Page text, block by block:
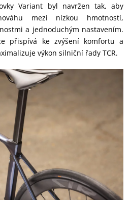
Variant byl navržen tak, aby
mezi nízkou hmotností,
a jednoduchým nastavením.
přispívá ke zvýšení komfortu a
výkon silniční řady TCR.